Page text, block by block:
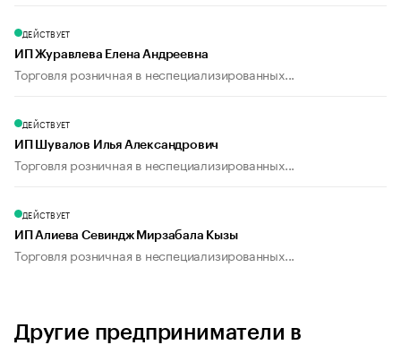
ДЕЙСТВУЕТ
ИП Журавлева Елена Андреевна
Торговля розничная в неспециализированных...
ДЕЙСТВУЕТ
ИП Шувалов Илья Александрович
Торговля розничная в неспециализированных...
ДЕЙСТВУЕТ
ИП Алиева Севиндж Мирзабала Кызы
Торговля розничная в неспециализированных...
Другие предприниматели в